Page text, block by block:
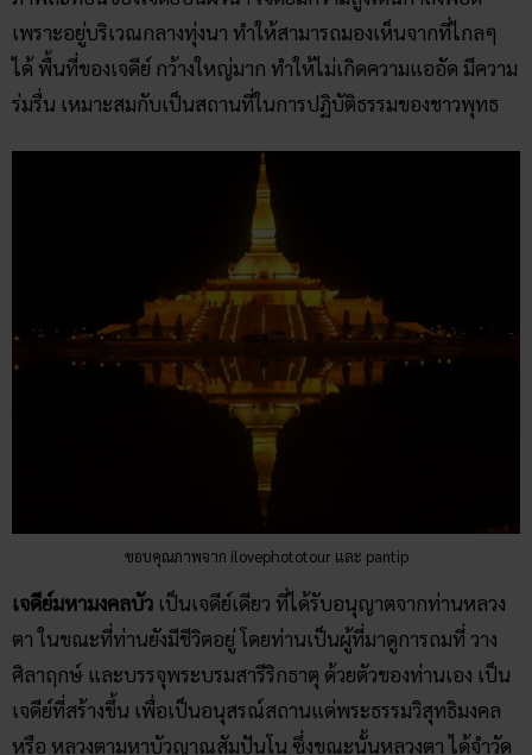
เพราะอยู่บริเวณกลางทุ่งนา ทำให้สามารถมองเห็นจากที่ไกลๆ
ได้ พื้นที่ของเจดีย์ กว้างใหญ่มาก ทำให้ไม่เกิดความแออัด มีความ
ร่มรื่น เหมาะสมกับเป็นสถานที่ในการปฏิบัติธรรมของชาวพุทธ
ขอบคุณภาพจาก ilovephototour และ pantip
เจดีย์มหามงคลบัว เป็นเจดีย์เดียว ที่ได้รับอนุญาตจากท่านหลวง
ตา ในขณะที่ท่านยังมีชีวิตอยู่ โดยท่านเป็นผู้ที่มาดูการถมที่ วาง
ศิลาฤกษ์ และบรรจุพระบรมสารีริกธาตุ ด้วยตัวของท่านเอง เป็น
เจดีย์ที่สร้างขึ้น เพื่อเป็นอนุสรณ์สถานแด่พระธรรมวิสุทธิมงคล
หรือ หลวงตามหาบัวญาณสัมปันโน ซึ่งขณะนั้นหลวงตา ได้จำวัด